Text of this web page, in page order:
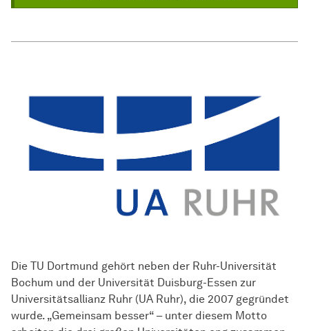
Die TU Dortmund gehört neben der Ruhr-Universität
Bochum und der Universität Duisburg-Essen zur
Universitätsallianz Ruhr (UA Ruhr), die 2007 gegründet
wurde. „Gemeinsam besser“ – unter diesem Motto